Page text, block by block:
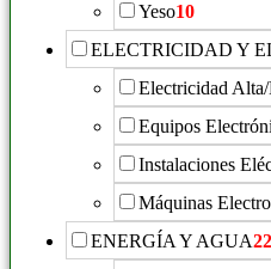
Yeso10
ELECTRICIDAD Y
Electricidad
Equipos
Instalaciones
Máquinas
ENERGÍA Y AGUA